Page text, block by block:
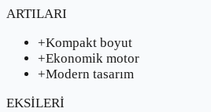
ARTILARI
+Kompakt boyut
+Ekonomik motor
+Modern tasarım
EKSİLERİ